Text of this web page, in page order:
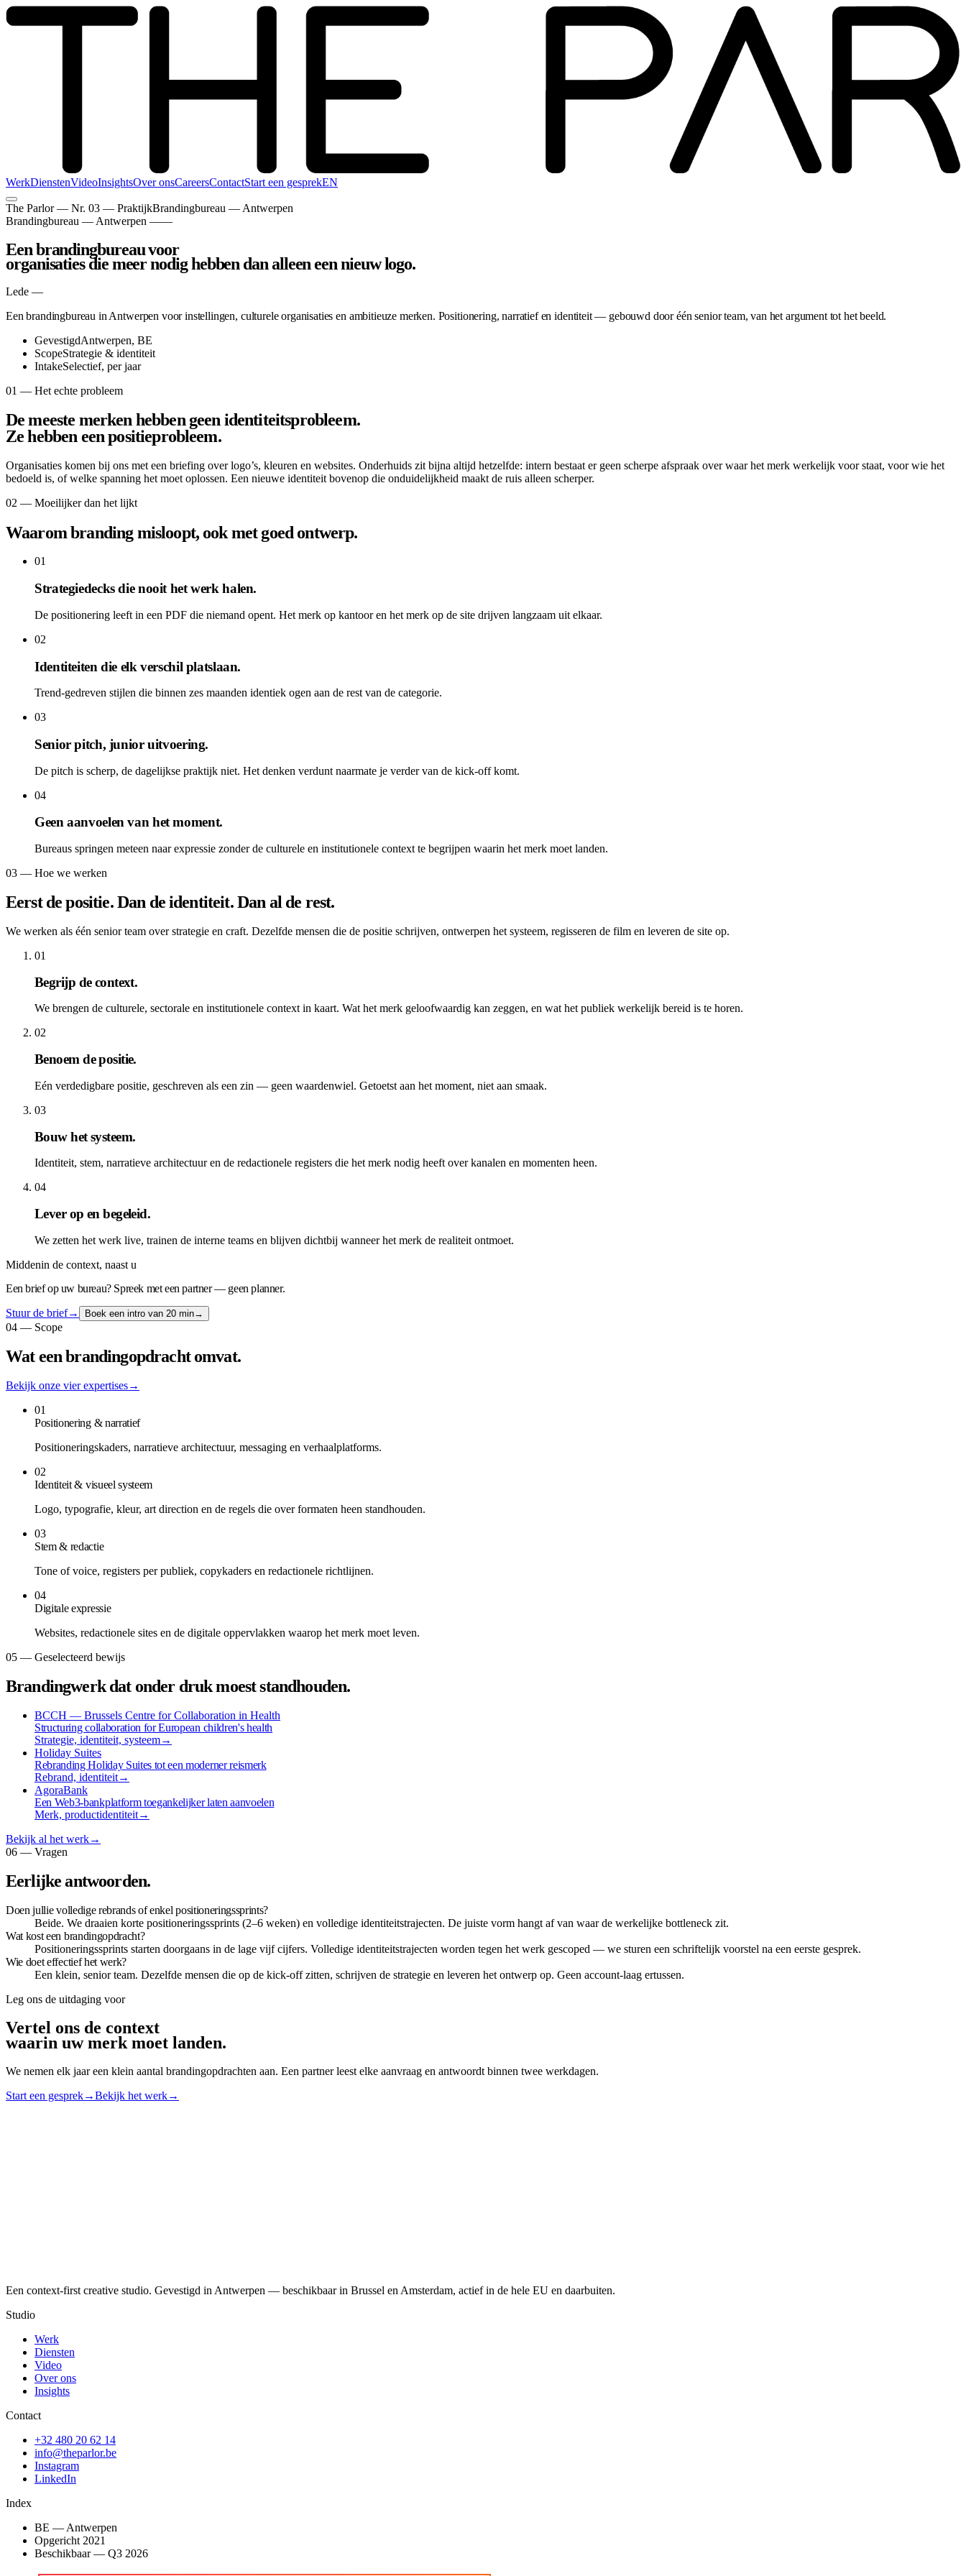
WerkDienstenVideoInsightsOver onsCareersContactStart een gesprekEN
The Parlor — Nr. 03 — PraktijkBrandingbureau — Antwerpen
Brandingbureau — Antwerpen ——
Een brandingbureau voor
organisaties die meer nodig hebben dan alleen een nieuw logo.
Lede —
Een brandingbureau in Antwerpen voor instellingen, culturele organisaties en ambitieuze merken. Positionering, narratief en identiteit — gebouwd door één senior team, van het argument tot het beeld.
GevestigdAntwerpen, BE
ScopeStrategie & identiteit
IntakeSelectief, per jaar
01 — Het echte probleem
De meeste merken hebben geen identiteitsprobleem.
Ze hebben een positieprobleem.
Organisaties komen bij ons met een briefing over logo’s, kleuren en websites. Onderhuids zit bijna altijd hetzelfde: intern bestaat er geen scherpe afspraak over waar het merk werkelijk voor staat, voor wie het
bedoeld is, of welke spanning het moet oplossen. Een nieuwe identiteit bovenop die onduidelijkheid maakt de ruis alleen scherper.
02 — Moeilijker dan het lijkt
Waarom branding misloopt, ook met goed ontwerp.
01
Strategiedecks die nooit het werk halen.
De positionering leeft in een PDF die niemand opent. Het merk op kantoor en het merk op de site drijven langzaam uit elkaar.
02
Identiteiten die elk verschil platslaan.
Trend-gedreven stijlen die binnen zes maanden identiek ogen aan de rest van de categorie.
03
Senior pitch, junior uitvoering.
De pitch is scherp, de dagelijkse praktijk niet. Het denken verdunt naarmate je verder van de kick-off komt.
04
Geen aanvoelen van het moment.
Bureaus springen meteen naar expressie zonder de culturele en institutionele context te begrijpen waarin het merk moet landen.
03 — Hoe we werken
Eerst de positie. Dan de identiteit. Dan al de rest.
We werken als één senior team over strategie en craft. Dezelfde mensen die de positie schrijven, ontwerpen het systeem, regisseren de film en leveren de site op.
01
Begrijp de context.
We brengen de culturele, sectorale en institutionele context in kaart. Wat het merk geloofwaardig kan zeggen, en wat het publiek werkelijk bereid is te horen.
02
Benoem de positie.
Eén verdedigbare positie, geschreven als een zin — geen waardenwiel. Getoetst aan het moment, niet aan smaak.
03
Bouw het systeem.
Identiteit, stem, narratieve architectuur en de redactionele registers die het merk nodig heeft over kanalen en momenten heen.
04
Lever op en begeleid.
We zetten het werk live, trainen de interne teams en blijven dichtbij wanneer het merk de realiteit ontmoet.
Middenin de context, naast u
Een brief op uw bureau? Spreek met een partner — geen planner.
Stuur de brief→ Boek een intro van 20 min→
04 — Scope
Wat een brandingopdracht omvat.
Bekijk onze vier expertises→
01
Positionering & narratief
Positioneringskaders, narratieve architectuur, messaging en verhaalplatforms.
02
Identiteit & visueel systeem
Logo, typografie, kleur, art direction en de regels die over formaten heen standhouden.
03
Stem & redactie
Tone of voice, registers per publiek, copykaders en redactionele richtlijnen.
04
Digitale expressie
Websites, redactionele sites en de digitale oppervlakken waarop het merk moet leven.
05 — Geselecteerd bewijs
Brandingwerk dat onder druk moest standhouden.
BCCH — Brussels Centre for Collaboration in Health
Structuring collaboration for European children's health
Strategie, identiteit, systeem→
Holiday Suites
Rebranding Holiday Suites tot een moderner reismerk
Rebrand, identiteit→
AgoraBank
Een Web3-bankplatform toegankelijker laten aanvoelen
Merk, productidentiteit→
Bekijk al het werk→
06 — Vragen
Eerlijke antwoorden.
Doen jullie volledige rebrands of enkel positioneringssprints?
Beide. We draaien korte positioneringssprints (2–6 weken) en volledige identiteitstrajecten. De juiste vorm hangt af van waar de werkelijke bottleneck zit.
Wat kost een brandingopdracht?
Positioneringssprints starten doorgaans in de lage vijf cijfers. Volledige identiteitstrajecten worden tegen het werk gescoped — we sturen een schriftelijk voorstel na een eerste gesprek.
Wie doet effectief het werk?
Een klein, senior team. Dezelfde mensen die op de kick-off zitten, schrijven de strategie en leveren het ontwerp op. Geen account-laag ertussen.
Leg ons de uitdaging voor
Vertel ons de context
waarin uw merk moet landen.
We nemen elk jaar een klein aantal brandingopdrachten aan. Een partner leest elke aanvraag en antwoordt binnen twee werkdagen.
Start een gesprek→Bekijk het werk→
Een context-first creative studio. Gevestigd in Antwerpen — beschikbaar in Brussel en Amsterdam, actief in de hele EU en daarbuiten.
Studio
Werk
Diensten
Video
Over ons
Insights
Contact
+32 480 20 62 14
info@theparlor.be
Instagram
LinkedIn
Index
BE — Antwerpen
Opgericht 2021
Beschikbaar— Q3 2026